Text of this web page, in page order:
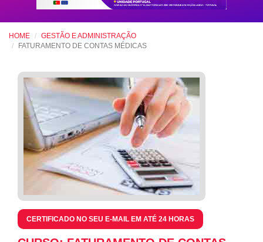
HOME
GESTÃO E ADMINISTRAÇÃO
FATURAMENTO DE CONTAS MÉDICAS
CERTIFICADO NO SEU E-MAIL EM ATÉ 24 HORAS